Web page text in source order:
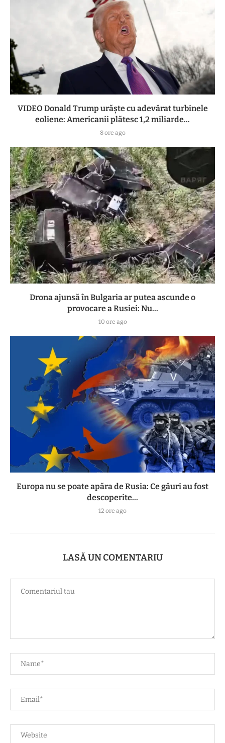
VIDEO Donald Trump urăște cu adevărat turbinele
eoliene: Americanii plătesc 1,2 miliarde...
8 ore ago
Drona ajunsă în Bulgaria ar putea ascunde o
provocare a Rusiei: Nu...
10 ore ago
Europa nu se poate apăra de Rusia: Ce găuri au fost
descoperite...
12 ore ago
LASĂ UN COMENTARIU